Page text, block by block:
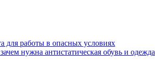
для работы в опасных условиях
нужна антистатическая обувь и одежда